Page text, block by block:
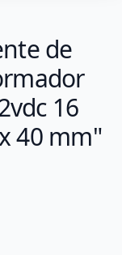
de
16
40 mm"